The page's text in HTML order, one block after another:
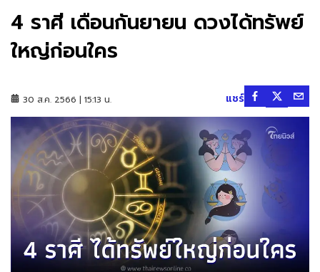
4 ราศี เดือนกันยายน ดวงได้ทรัพย์
ใหญ่ก่อนใคร
30 ส.ค. 2566 | 15:13 น. แชร์